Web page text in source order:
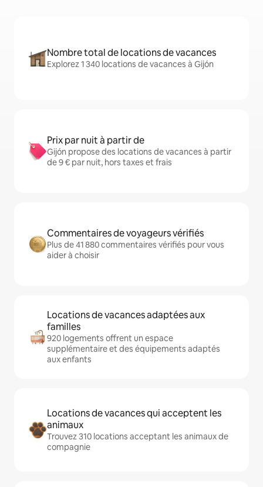
Nombre total de locations de vacances
Explorez 1 340 locations de vacances à Gijón
Prix par nuit à partir de
Gijón propose des locations de vacances à partir
de 9 € par nuit, hors taxes et frais
Commentaires de voyageurs vérifiés
Plus de 41 880 commentaires vérifiés pour vous
aider à choisir
Locations de vacances adaptées aux
familles
920 logements offrent un espace
supplémentaire et des équipements adaptés
aux enfants
Locations de vacances qui acceptent les
animaux
Trouvez 310 locations acceptant les animaux de
compagnie